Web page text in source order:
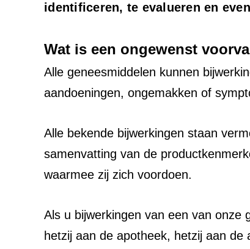
identificeren, te evalueren en
Wat is een ongewenst
Alle geneesmiddelen kunnen
aandoeningen, ongemakken of
Alle bekende bijwerkingen staan
samenvatting van de
waarmee zij zich voordoen.
Als u bijwerkingen van een van onze
hetzij aan de apotheek, hetzij aan